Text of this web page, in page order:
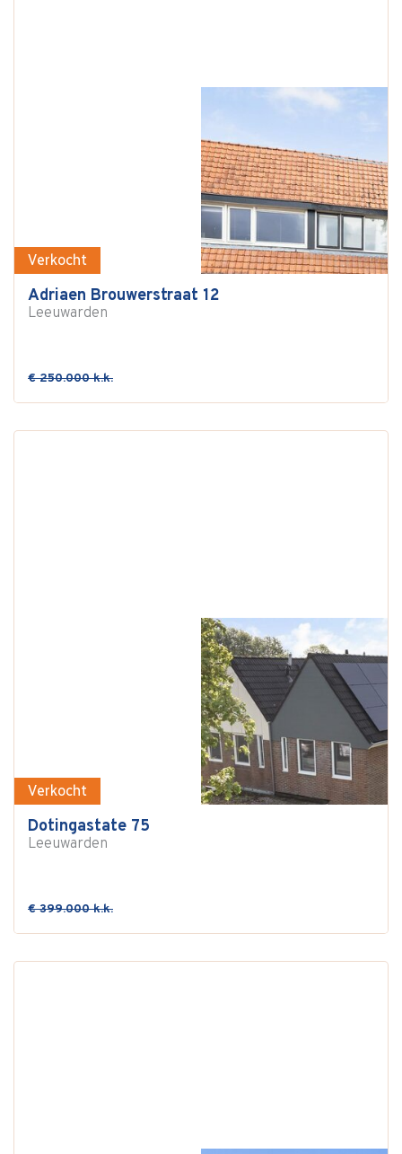
Verkocht
Adriaen Brouwerstraat 12
Leeuwarden
€ 250.000 k.k.
Verkocht
Dotingastate 75
Leeuwarden
€ 399.000 k.k.